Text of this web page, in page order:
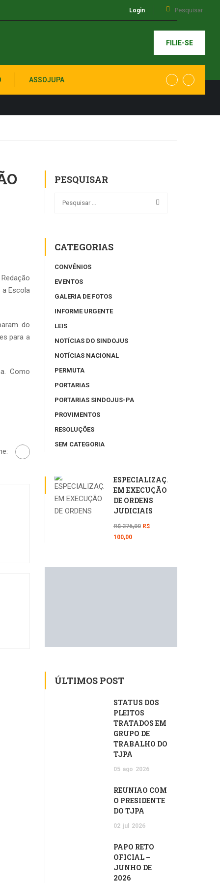
Login
FILIE-SE
ASSOJUPA
a Escola
do
para a
Como
PESQUISAR
CATEGORIAS
CONVÊNIOS
EVENTOS
GALERIA DE FOTOS
INFORME URGENTE
LEIS
NOTÍCIAS DO SINDOJUS
NOTÍCIAS NACIONAL
PERMUTA
PORTARIAS
PORTARIAS SINDOJUS-PA
PROVIMENTOS
RESOLUÇÕES
SEM CATEGORIA
ESPECIALIZAÇÃO
EM EXECUÇÃO
DE ORDENS
JUDICIAIS
R$ 276,00 R$
100,00
ÚLTIMOS POST
STATUS DOS
PLEITOS
TRATADOS EM
GRUPO DE
TRABALHO DO
TJPA
05 ago 2026
REUNIÃO COM
O PRESIDENTE
DO TJPA
02 jul 2026
PAPO RETO
OFICIAL –
JUNHO DE
2026